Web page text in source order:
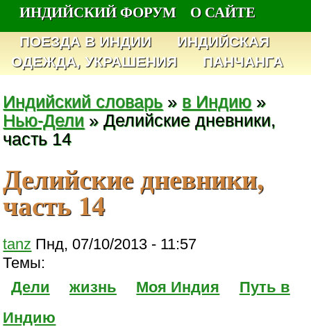
ИНДИЙСКИЙ ФОРУМ
О САЙТЕ
ПОЕЗДА В ИНДИИ
ИНДИЙСКАЯ
ОДЕЖДА, УКРАШЕНИЯ
ПАНЧАНГА
Индийский словарь » в Индию »
Нью-Дели » Делийские дневники,
часть 14
Делийские дневники,
часть 14
tanz Пнд, 07/10/2013 - 11:57
Темы:
Дели
жизнь Моя Индия
Путь в
Индию